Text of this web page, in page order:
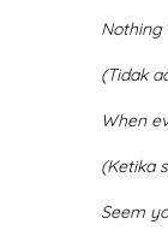
Nothing
(Tidak
When
(Ketika
Seem